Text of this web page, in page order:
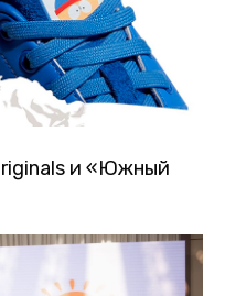
и «Южный